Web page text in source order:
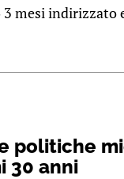
3 mesi indirizzato
politiche
30 anni